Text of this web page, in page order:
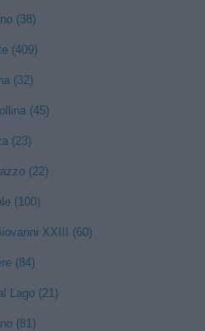
(38)
(409)
(32)
(45)
(23)
(22)
(100)
XXIII (60)
(84)
Lago (21)
(81)